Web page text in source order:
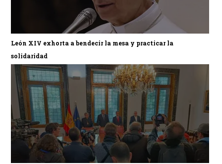
León XIV exhorta a bendecir la mesa y practicar la
solidaridad